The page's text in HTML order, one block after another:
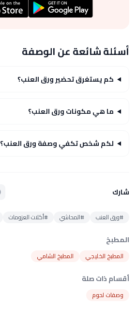
أسئلة شائعة عن الوصفة
كم يستغرق تحضير ورق العنب؟
ما هي مكونات ورق العنب؟
لكم شخص تكفي وصفة ورق العنب؟
شارك
#ورق العنب #المحاشي #أكلات العزومات
المطبخ
المطبخ الخليجي المطبخ الشامي
أقسام ذات صلة
وصفات لحوم